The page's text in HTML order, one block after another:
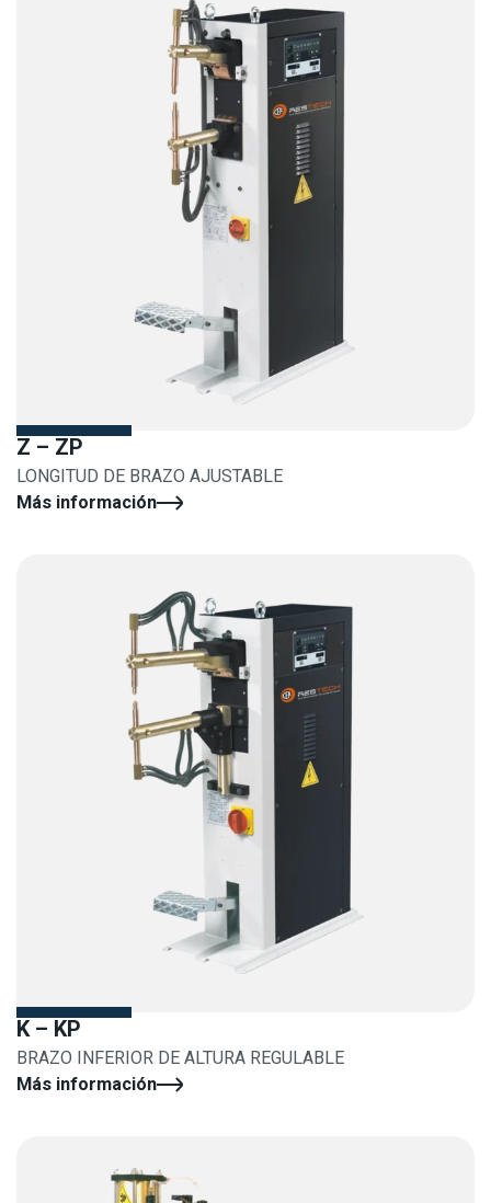
Z – ZP
LONGITUD DE BRAZO AJUSTABLE
Más información
K – KP
BRAZO INFERIOR DE ALTURA REGULABLE
Más información